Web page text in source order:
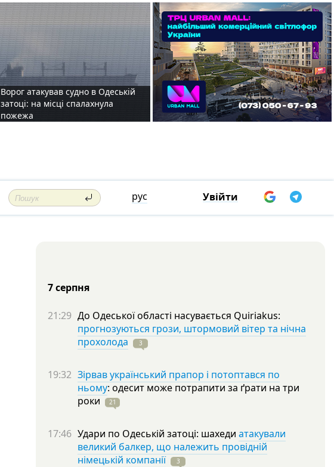
Ворог атакував судно в Одеській
затоці: на місці спалахнула
пожежа
рус Увійти
7 серпня
21:29 До Одеської області насувається Quiriakus:
прогнозуються грози, штормовий вітер та нічна
прохолода
3
19:32 Зірвав український прапор і потоптався по
ньому: одесит може потрапити за ґрати на три
роки
21
17:46 Удари по Одеській затоці: шахеди атакували
великий балкер, що належить провідній
німецькій компанії
3